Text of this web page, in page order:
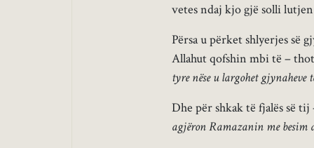
vetes ndaj kjo gjë solli
Përsa u përket shlyerjes së
Allahut qofshin mbi të –
tyre nëse u largohet gjynaheve
Dhe për shkak të fjalës së
agjëron Ramazanin me